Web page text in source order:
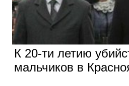
К 20-ти летию
мальчиков в